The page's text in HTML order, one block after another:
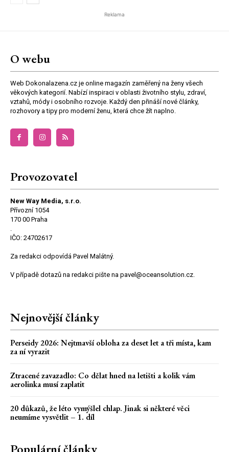
Reklama
O webu
Web Dokonalazena.cz je online magazín zaměřený na ženy všech
věkových kategorií. Nabízí inspiraci v oblasti životního stylu, zdraví,
vztahů, módy i osobního rozvoje. Každý den přináší nové články,
rozhovory a tipy pro moderní ženu, která chce žít naplno.
Provozovatel
New Way Media, s.r.o.
Přívozní 1054
170 00 Praha
.
IČO: 24702617
Za redakci odpovídá Pavel Malátný.
V případě dotazů na redakci pište na pavel@oceansolution.cz.
Nejnovější články
Perseidy 2026: Nejtmavší obloha za deset let a tři místa, kam
za ní vyrazit
Ztracené zavazadlo: Co dělat hned na letišti a kolik vám
aerolinka musí zaplatit
20 důkazů, že léto vymýšlel chlap. Jinak si některé věci
neumíme vysvětlit – 1. díl
Populární články